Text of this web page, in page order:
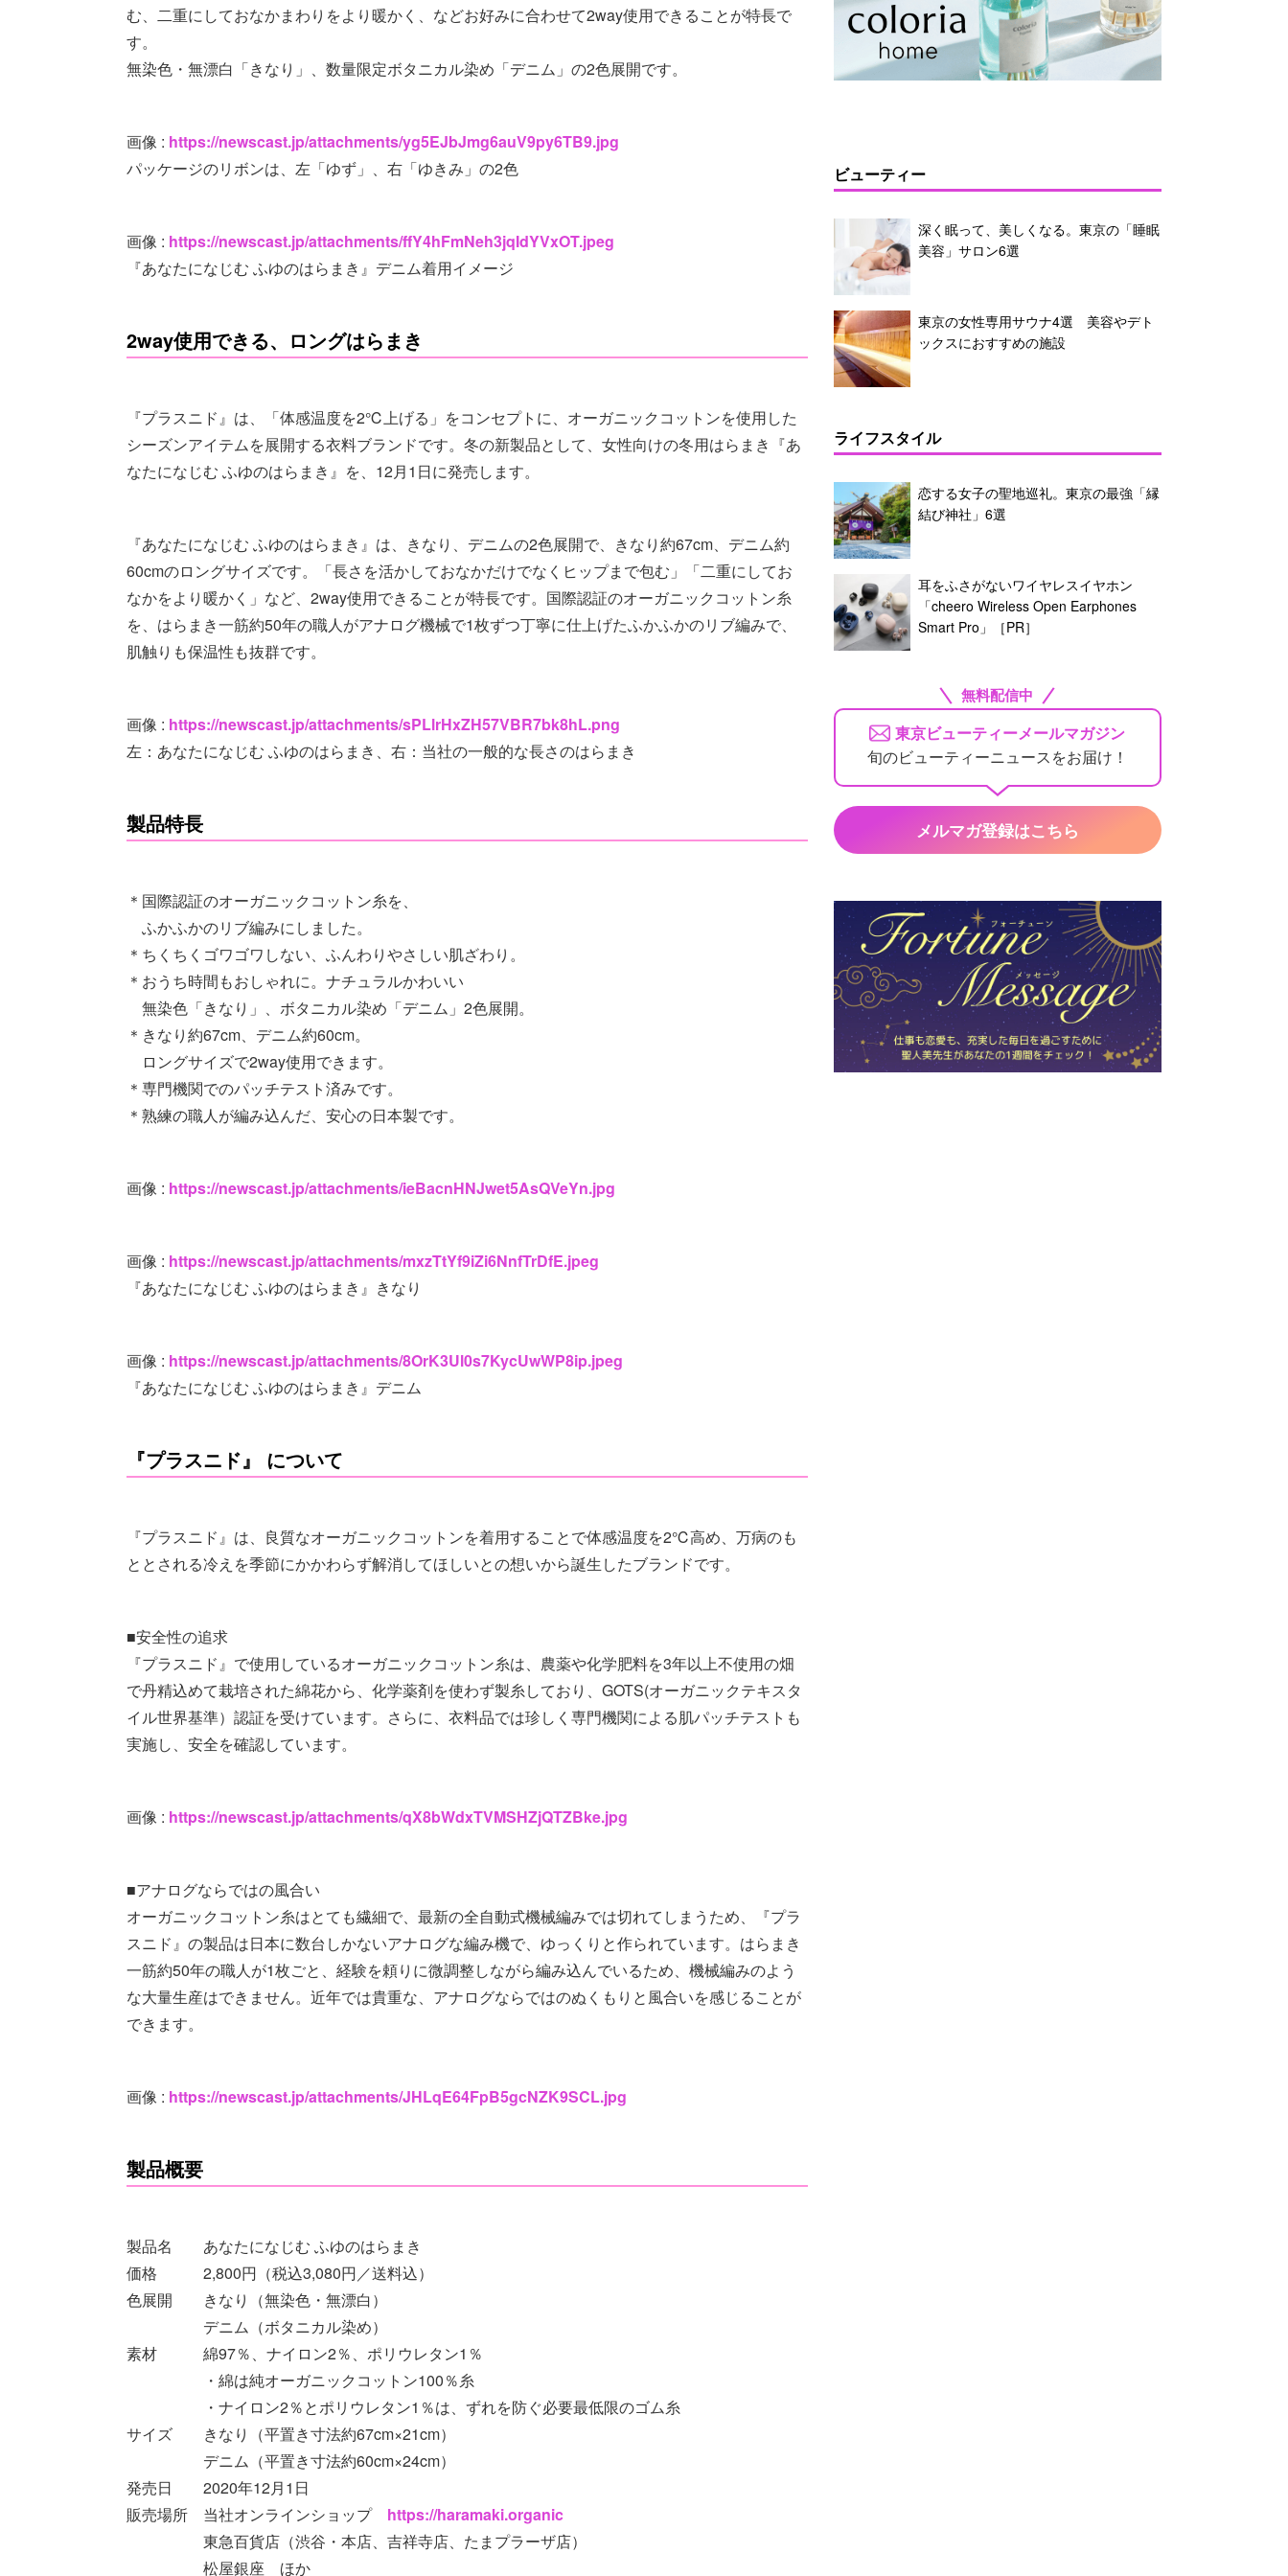
む、二重にしておなかまわりをより暖かく、などお好みに合わせて2way使用できることが特長で
す。
無染色・無漂白「きなり」、数量限定ボタニカル染め「デニム」の2色展開です。
画像 : https://newscast.jp/attachments/yg5EJbJmg6auV9py6TB9.jpg
パッケージのリボンは、左「ゆず」、右「ゆきみ」の2色
画像 : https://newscast.jp/attachments/ffY4hFmNeh3jqIdYVxOT.jpeg
『あなたになじむ ふゆのはらまき』デニム着用イメージ
2way使用できる、ロングはらまき
『プラスニド』は、「体感温度を2℃上げる」をコンセプトに、オーガニックコットンを使用した
シーズンアイテムを展開する衣料ブランドです。冬の新製品として、女性向けの冬用はらまき『あ
なたになじむ ふゆのはらまき』を、12月1日に発売します。
『あなたになじむ ふゆのはらまき』は、きなり、デニムの2色展開で、きなり約67cm、デニム約
60cmのロングサイズです。「長さを活かしておなかだけでなくヒップまで包む」「二重にしてお
なかをより暖かく」など、2way使用できることが特長です。国際認証のオーガニックコットン糸
を、はらまき一筋約50年の職人がアナログ機械で1枚ずつ丁寧に仕上げたふかふかのリブ編みで、
肌触りも保温性も抜群です。
画像 : https://newscast.jp/attachments/sPLlrHxZH57VBR7bk8hL.png
左：あなたになじむ ふゆのはらまき、右：当社の一般的な長さのはらまき
製品特長
＊国際認証のオーガニックコットン糸を、
ふかふかのリブ編みにしました。
＊ちくちくゴワゴワしない、ふんわりやさしい肌ざわり。
＊おうち時間もおしゃれに。ナチュラルかわいい
無染色「きなり」、ボタニカル染め「デニム」2色展開。
＊きなり約67cm、デニム約60cm。
ロングサイズで2way使用できます。
＊専門機関でのパッチテスト済みです。
＊熟練の職人が編み込んだ、安心の日本製です。
画像 : https://newscast.jp/attachments/ieBacnHNJwet5AsQVeYn.jpg
画像 : https://newscast.jp/attachments/mxzTtYf9iZi6NnfTrDfE.jpeg
『あなたになじむ ふゆのはらまき』きなり
画像 : https://newscast.jp/attachments/8OrK3Ul0s7KycUwWP8ip.jpeg
『あなたになじむ ふゆのはらまき』デニム
『プラスニド』 について
『プラスニド』は、良質なオーガニックコットンを着用することで体感温度を2℃高め、万病のも
ととされる冷えを季節にかかわらず解消してほしいとの想いから誕生したブランドです。
■安全性の追求
『プラスニド』で使用しているオーガニックコットン糸は、農薬や化学肥料を3年以上不使用の畑
で丹精込めて栽培された綿花から、化学薬剤を使わず製糸しており、GOTS(オーガニックテキスタ
イル世界基準）認証を受けています。さらに、衣料品では珍しく専門機関による肌パッチテストも
実施し、安全を確認しています。
画像 : https://newscast.jp/attachments/qX8bWdxTVMSHZjQTZBke.jpg
■アナログならではの風合い
オーガニックコットン糸はとても繊細で、最新の全自動式機械編みでは切れてしまうため、『プラ
スニド』の製品は日本に数台しかないアナログな編み機で、ゆっくりと作られています。はらまき
一筋約50年の職人が1枚ごと、経験を頼りに微調整しながら編み込んでいるため、機械編みのよう
な大量生産はできません。近年では貴重な、アナログならではのぬくもりと風合いを感じることが
できます。
画像 : https://newscast.jp/attachments/JHLqE64FpB5gcNZK9SCL.jpg
製品概要
製品名 あなたになじむ ふゆのはらまき
価格 2,800円（税込3,080円／送料込）
色展開 きなり（無染色・無漂白）
デニム（ボタニカル染め）
素材 綿97％、ナイロン2％、ポリウレタン1％
・綿は純オーガニックコットン100％糸
・ナイロン2％とポリウレタン1％は、ずれを防ぐ必要最低限のゴム糸
サイズ きなり（平置き寸法約67cm×21cm）
デニム（平置き寸法約60cm×24cm）
発売日 2020年12月1日
販売場所 当社オンラインショップ https://haramaki.organic
東急百貨店（渋谷・本店、吉祥寺店、たまプラーザ店）
松屋銀座 ほか
ビューティー
深く眠って、美しくなる。東京の「睡眠
美容」サロン6選
東京の女性専用サウナ4選 美容やデト
ックスにおすすめの施設
ライフスタイル
恋する女子の聖地巡礼。東京の最強「縁
結び神社」6選
耳をふさがないワイヤレスイヤホン
「cheero Wireless Open Earphones
Smart Pro」［PR］
無料配信中
東京ビューティーメールマガジン
旬のビューティーニュースをお届け！
メルマガ登録はこちら